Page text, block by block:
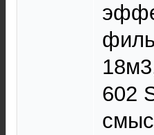
602